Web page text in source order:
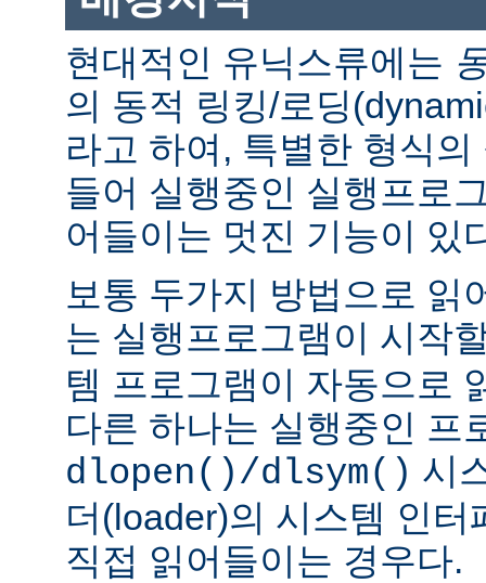
현대적인 유닉스류에는
의 동적 링킹/로딩
라고 하여, 특별한 형식
들어 실행중인 실행프로
어들이는 멋진 기능이 있
보통 두가지 방법으로 읽
는 실행프로그램이 시작
템 프로그램이 자동으로
다른 하나는 실행중인 프
dlopen()/dlsym() 시
더(loader)의 시스템 인
직접 읽어들이는 경우다.